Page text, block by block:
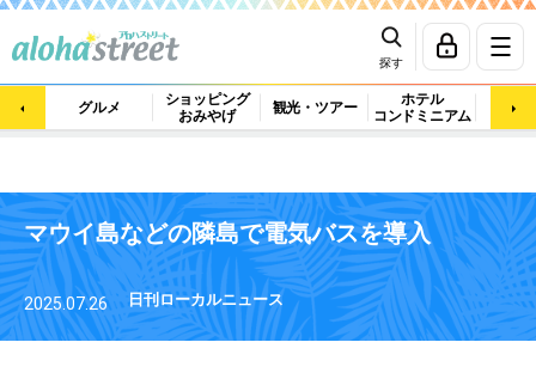
探す
グルメ
ショッピング
おみやげ
観光・ツアー
ホテル
コンドミニアム
マッ
マウイ島などの隣島で電気バスを導入
2025.07.26 日刊ローカルニュース